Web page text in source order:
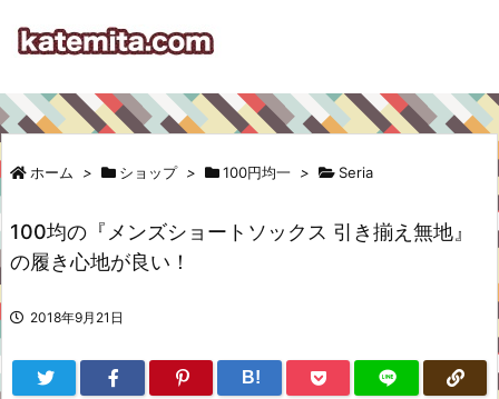
ホーム > ショップ > 100円均一 > Seria
100均の『メンズショートソックス 引き揃え無地』
の履き心地が良い！
2018年9月21日
B!